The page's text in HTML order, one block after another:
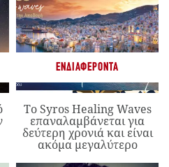
ΕΝΔΙΑΦΈΡΟΝΤΑ
Το Syros Healing Waves
επαναλαμβάνεται για
δεύτερη χρονιά και είναι
ακόμα μεγαλύτερο